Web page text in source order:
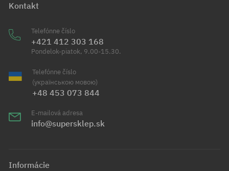
Kontakt
Telefónne číslo
+421 412 303 168
Pondelok-piatok, 9.00-15.30.
Telefónne číslo
(українською мовою)
+48 453 073 844
E-mailová adresa
info@supersklep.sk
Informácie